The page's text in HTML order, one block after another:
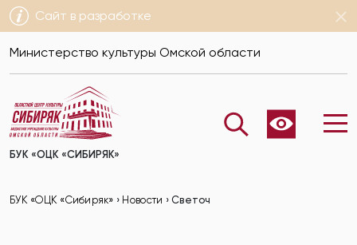
Сайт в разработке
Министерство культуры Омской области
БУК «ОЦК «СИБИРЯК»
БУК «ОЦК «Сибиряк» › Новости ›Светоч